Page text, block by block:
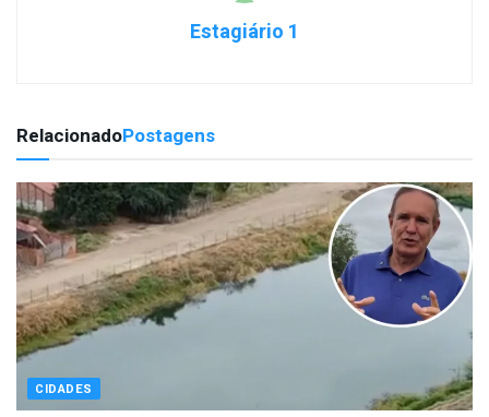
Estagiário 1
RelacionadoPostagens
CIDADES